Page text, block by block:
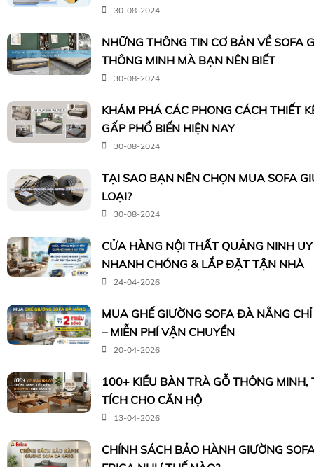
30-08-2024
NHỮNG THÔNG TIN CƠ BẢN VỀ SOFA
THÔNG MINH MÀ BẠN NÊN BIẾT
30-08-2024
KHÁM PHÁ CÁC PHONG CÁCH THIẾT
GẤP PHỔ BIẾN HIỆN NAY
30-08-2024
TẠI SAO BẠN NÊN CHỌN MUA SOFA
LOẠI?
30-08-2024
CỬA HÀNG NỘI THẤT QUẢNG NINH
NHANH CHÓNG & LẮP ĐẶT TẬN NHÀ
24-04-2026
MUA GHẾ GIƯỜNG SOFA ĐÀ NẴNG
– MIỄN PHÍ VẬN CHUYỂN
20-04-2026
100+ KIỂU BÀN TRÀ GỖ THÔNG MINH,
TÍCH CHO CĂN HỘ
13-04-2026
CHÍNH SÁCH BẢO HÀNH GIƯỜNG